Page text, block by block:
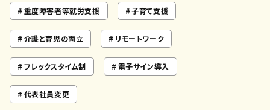
重度障害者等就労支援 子育て支援
介護と育児の両立 リモートワーク
フレックスタイム制 電子サイン導入
代表社員変更